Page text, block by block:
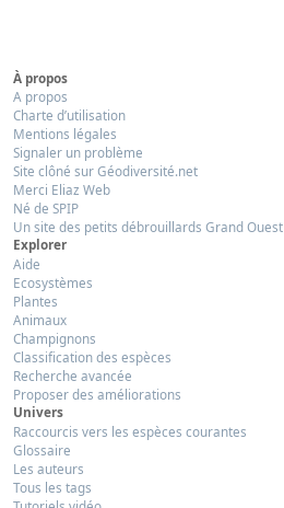
À propos
A propos
Charte d’utilisation
Mentions légales
Signaler un problème
Site clôné sur Géodiversité.net
Merci Eliaz Web
Né de SPIP
Un site des petits débrouillards Grand Ouest
Explorer
Aide
Ecosystèmes
Plantes
Animaux
Champignons
Classification des espèces
Recherche avancée
Proposer des améliorations
Univers
Raccourcis vers les espèces courantes
Glossaire
Les auteurs
Tous les tags